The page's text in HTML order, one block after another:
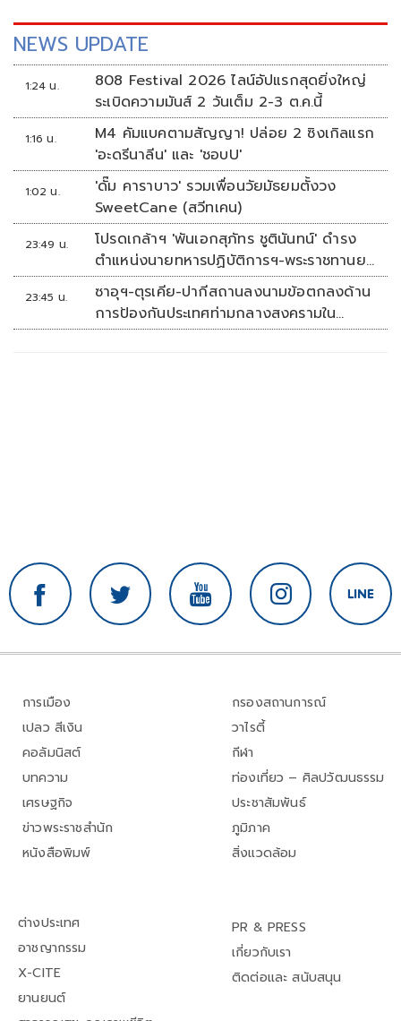
NEWS UPDATE
1:24 น.
808 Festival 2026 ไลน์อัปแรกสุดยิ่งใหญ่
ระเบิดความมันส์ 2 วันเต็ม 2-3 ต.ค.นี้
1:16 น.
M4 คัมแบคตามสัญญา! ปล่อย 2 ซิงเกิลแรก
'อะดรีนาลีน' และ 'ชอบU'
1:02 น.
'ดั๊ม คาราบาว' รวมเพื่อนวัยมัธยมตั้งวง
SweetCane (สวีทเคน)
23:49 น.
โปรดเกล้าฯ 'พันเอกสุภัทร ชูตินันทน์' ดำรง
ตำแหน่งนายทหารปฏิบัติการฯ-พระราชทานยศ
'พลตรี'
23:45 น.
ซาอุฯ-ตุรเคีย-ปากีสถานลงนามข้อตกลงด้าน
การป้องกันประเทศท่ามกลางสงครามใน
ภูมิภาค
การเมือง
เปลว สีเงิน
คอลัมนิสต์
บทความ
เศรษฐกิจ
ข่าวพระราชสำนัก
หนังสือพิมพ์
กรองสถานการณ์
วาไรตี้
กีฬา
ท่องเที่ยว – ศิลปวัฒนธรรม
ประชาสัมพันธ์
ภูมิภาค
สิ่งแวดล้อม
ต่างประเทศ
อาชญากรรม
X-CITE
ยานยนต์
PR & PRESS
เกี่ยวกับเรา
ติดต่อและ สนับสนุน